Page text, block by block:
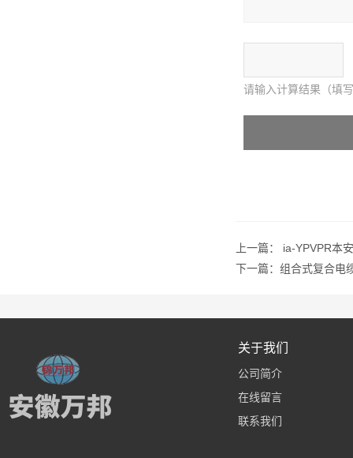
请输入计算结果（填
上一篇： ia-YPVPR本
下一篇： 组合式复合电
关于我们
公司简介
在线留言
联系我们